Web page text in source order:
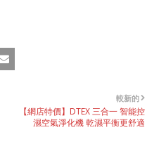
較新的
【網店特價】DTEX 三合一 智能控
濕空氣淨化機 乾濕平衡更舒適